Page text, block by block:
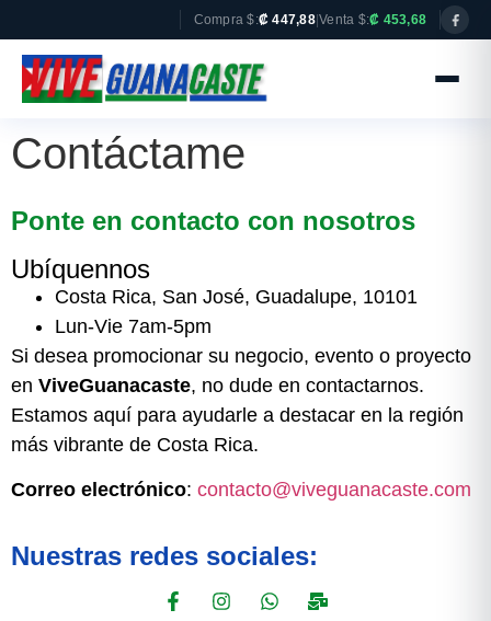
Compra $:₡ 447,88| Venta $:₡ 453,68
Contáctame
Ponte en contacto con nosotros
Ubíquennos
Costa Rica, San José, Guadalupe, 10101
Lun-Vie 7am-5pm
Si desea promocionar su negocio, evento o proyecto
en ViveGuanacaste, no dude en contactarnos.
Estamos aquí para ayudarle a destacar en la región
más vibrante de Costa Rica.
Correo electrónico: contacto@viveguanacaste.com
Nuestras redes sociales: